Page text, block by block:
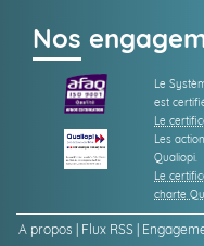
Nos
Le
est
Le
Les
Qualiopi.
Le
charte
A propos Flux RSS